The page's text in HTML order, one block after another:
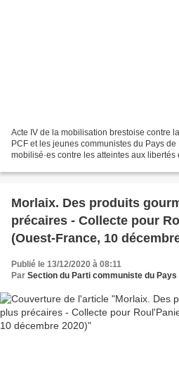
Acte IV de la mobilisation brestoise contre
PCF et les jeunes communistes du Pays
mobilisé·es contre les atteintes aux
Morlaix. Des produits
précaires - Collecte pour
(Ouest-France, 10
Publié le 13/12/2020 à 08:11
Par Section du Parti communiste du Pays